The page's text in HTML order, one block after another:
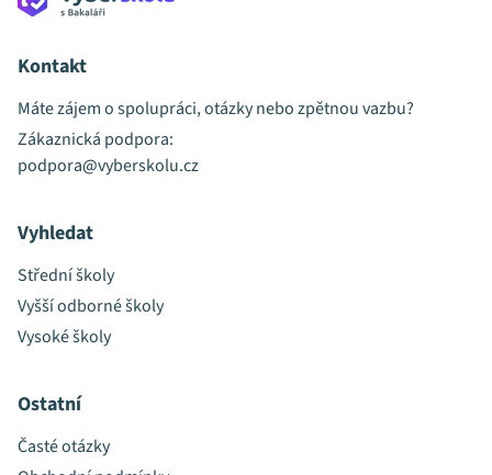
Kontakt
Máte zájem o spolupráci, otázky nebo zpětnou vazbu?
Zákaznická podpora:
podpora@vyberskolu.cz
Vyhledat
Střední školy
Vyšší odborné školy
Vysoké školy
Ostatní
Časté otázky